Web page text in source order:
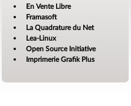
En Vente Libre
Framasoft
La Quadrature du Net
Lea-Linux
Open Source Initiative
Imprimerie Grafik Plus